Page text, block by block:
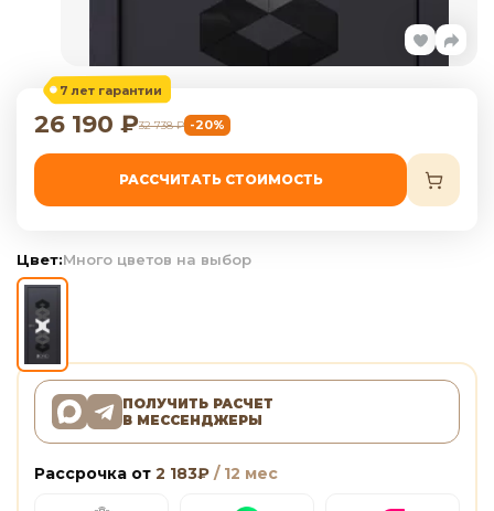
7 лет гарантии
26 190 ₽32 738₽ -20%
РАССЧИТАТЬ СТОИМОСТЬ
Цвет:Много цветов на выбор
ПОЛУЧИТЬ РАСЧЕТ
В МЕССЕНДЖЕРЫ
Рассрочка от 2 183₽ / 12 мес